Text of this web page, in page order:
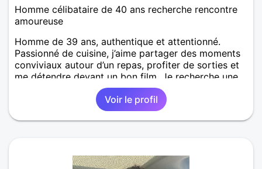
Homme célibataire de 40 ans recherche rencontre
amoureuse
Homme de 39 ans, authentique et attentionné.
Passionné de cuisine, j’aime partager des moments
conviviaux autour d’un repas, profiter de sorties et
me détendre devant un bon film. Je recherche une
femme sincère et tendre, avec qui construire une
relation sérieuse et épanouissante.
Voir le profil